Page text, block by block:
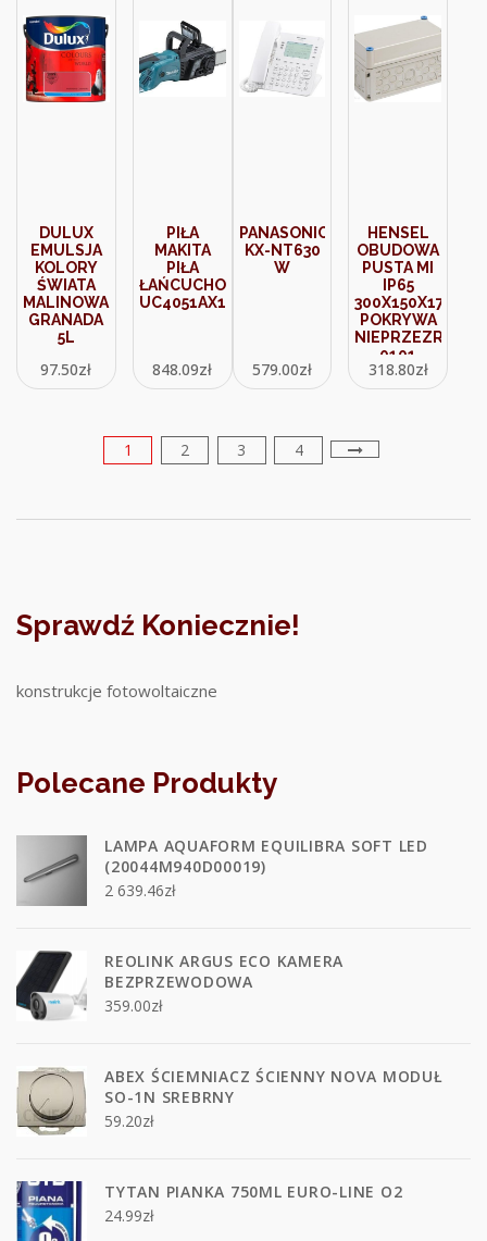
DULUX
EMULSJA
KOLORY
ŚWIATA
MALINOWA
GRANADA
5L
97.50zł
PIŁA
MAKITA
PIŁA
ŁAŃCUCHOWA
UC4051AX1
848.09zł
PANASONIC
KX-NT630
W
579.00zł
HENSEL
OBUDOWA
PUSTA MI
IP65
300X150X170
POKRYWA
0101
(2000007)
318.80zł
1 2 3 4
Sprawdź Koniecznie!
konstrukcje fotowoltaiczne
Polecane Produkty
LAMPA AQUAFORM EQUILIBRA SOFT LED
(20044M940D00019)
2 639.46zł
REOLINK ARGUS ECO KAMERA
BEZPRZEWODOWA
359.00zł
ABEX ŚCIEMNIACZ ŚCIENNY NOVA MODUŁ
SO-1N SREBRNY
59.20zł
TYTAN PIANKA 750ML EURO-LINE O2
24.99zł